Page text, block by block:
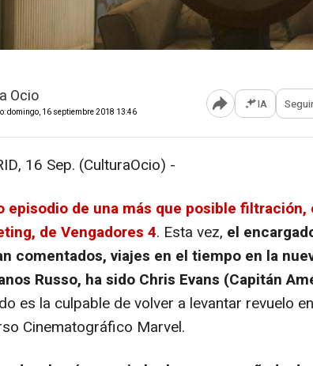
Ocio
domingo, 16 septiembre 2018 13:46 Abrir opciones para
IA
16 Sep. (CulturaOcio) -
episodio de una más que posible filtración,
de Vengadores 4. Esta vez, el
comentados, viajes en el tiempo en la
Russo, ha sido Chris Evans (Capitán
es la culpable de volver a levantar revuelo
Cinematográfico Marvel.